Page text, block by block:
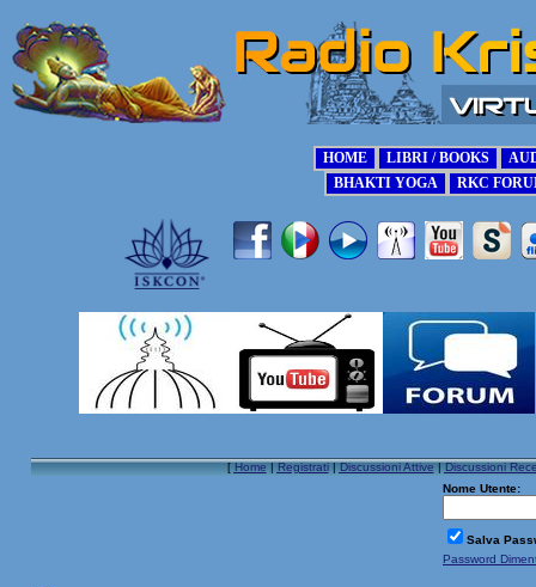
[Home|Registrati|Discussioni Attive|Discussioni
Nome Utente:
Salva
Password